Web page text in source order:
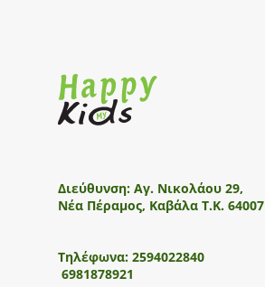
Διεύθυνση: Αγ. Νικολάου 29,
Νέα Πέραμος, Καβάλα Τ.Κ. 64007
Τηλέφωνα: 2594022840
6981878921